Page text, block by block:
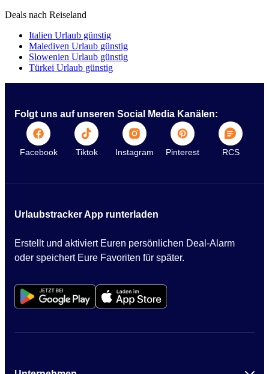
Deals nach Reiseland
Italien Urlaub günstig
Malediven Urlaub günstig
Slowenien Urlaub günstig
Türkei Urlaub günstig